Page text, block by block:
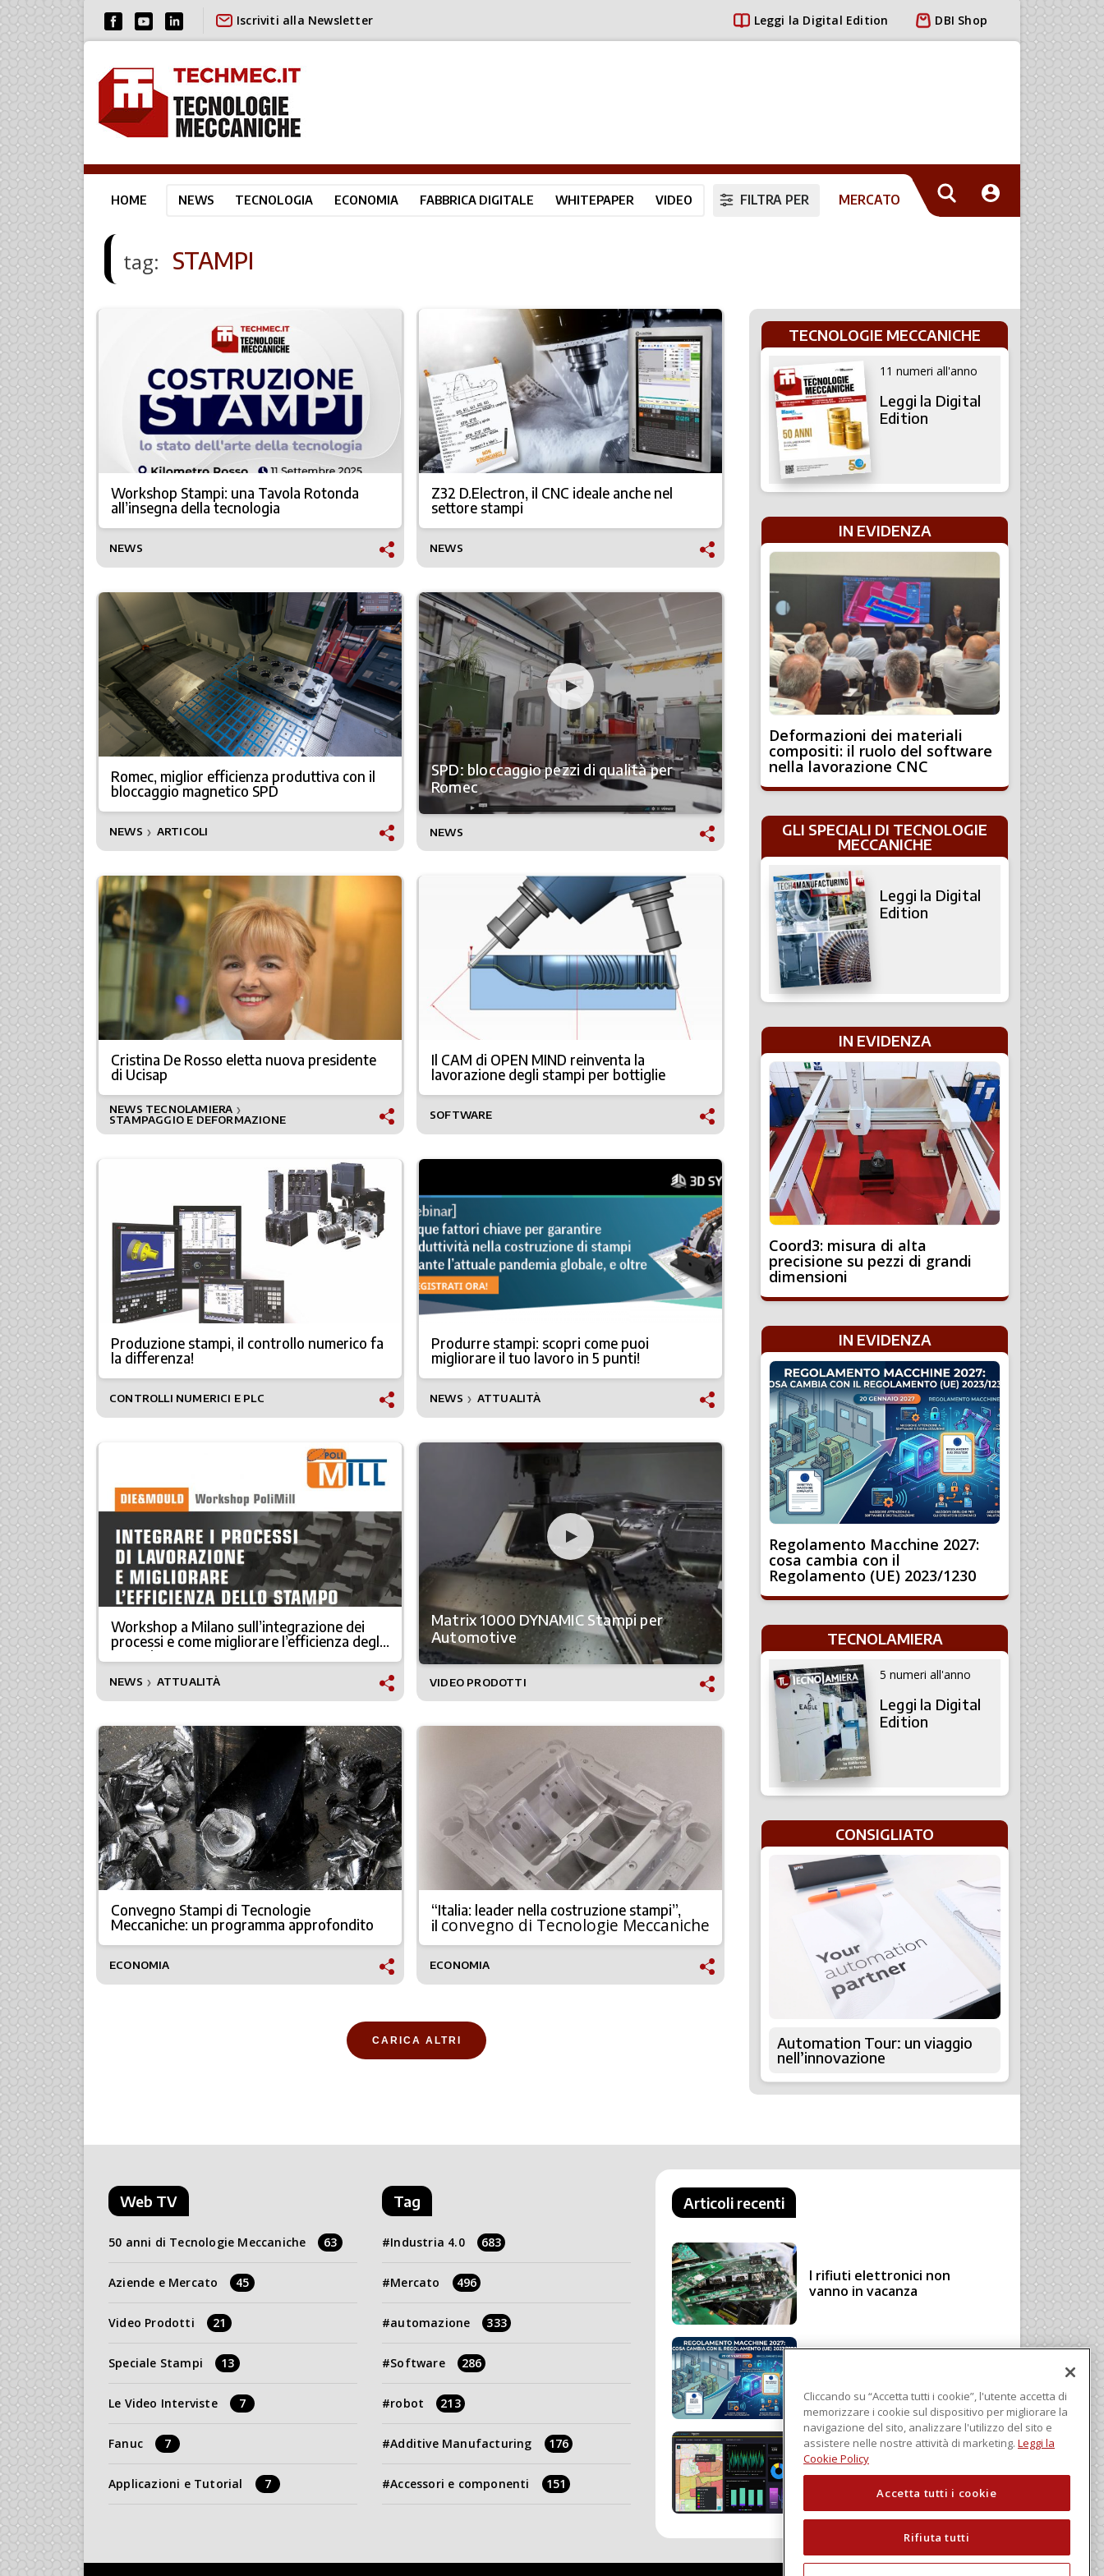
Iscriviti alla Newsletter Leggi la Digital Edition DBI Shop
HOME NEWS TECNOLOGIA ECONOMIA FABBRICA DIGITALE WHITEPAPER VIDEO FILTRA PER MERCATO
tag: STAMPI
Workshop Stampi: una Tavola Rotonda
all’insegna della tecnologia
NEWS
Z32 D.Electron, il CNC ideale anche nel
settore stampi
NEWS
Romec, miglior efficienza produttiva con il
bloccaggio magnetico SPD
NEWS ❯ ARTICOLI
SPD: bloccaggio pezzi di qualità per
Romec
NEWS
Cristina De Rosso eletta nuova presidente
di Ucisap
NEWS TECNOLAMIERA ❯
STAMPAGGIO E DEFORMAZIONE
Il CAM di OPEN MIND reinventa la
lavorazione degli stampi per bottiglie
SOFTWARE
Produzione stampi, il controllo numerico fa
la differenza!
CONTROLLI NUMERICI E PLC
Produrre stampi: scopri come puoi
migliorare il tuo lavoro in 5 punti!
NEWS ❯ ATTUALITÀ
Workshop a Milano sull’integrazione dei
processi e come migliorare l’efficienza degli
stampi
NEWS ❯ ATTUALITÀ
Matrix 1000 DYNAMIC Stampi per
Automotive
VIDEO PRODOTTI
Convegno Stampi di Tecnologie
Meccaniche: un programma approfondito
ECONOMIA
“Italia: leader nella costruzione stampi”,
il convegno di Tecnologie Meccaniche
ECONOMIA
CARICA ALTRI
TECNOLOGIE MECCANICHE
11 numeri all'anno
Leggi la Digital
Edition
IN EVIDENZA
Deformazioni dei materiali
compositi: il ruolo del software
nella lavorazione CNC
GLI SPECIALI DI TECNOLOGIE
MECCANICHE
Leggi la Digital
Edition
IN EVIDENZA
Coord3: misura di alta
precisione su pezzi di grandi
dimensioni
IN EVIDENZA
Regolamento Macchine 2027:
cosa cambia con il
Regolamento (UE) 2023/1230
TECNOLAMIERA
5 numeri all'anno
Leggi la Digital
Edition
CONSIGLIATO
Automation Tour: un viaggio
nell’innovazione
Web TV
50 anni di Tecnologie Meccaniche 63
Aziende e Mercato 45
Video Prodotti 21
Speciale Stampi 13
Le Video Interviste 7
Fanuc 7
Applicazioni e Tutorial 7
Tag
Industria 4.0 683
Mercato 496
automazione 333
Software 286
robot 213
Additive Manufacturing 176
Accessori e componenti 151
Articoli recenti
I rifiuti elettronici non
vanno in vacanza
Regolamento Macchine
2023/1230
Schneider Electric, una
piattaforma di intelligenza
Cliccando su “Accetta tutti i cookie”, l'utente accetta di
memorizzare i cookie sul dispositivo per migliorare la
navigazione del sito, analizzare l'utilizzo del sito e
assistere nelle nostre attività di marketing. Leggi la
Cookie Policy
Accetta tutti i cookie
Rifiuta tutti